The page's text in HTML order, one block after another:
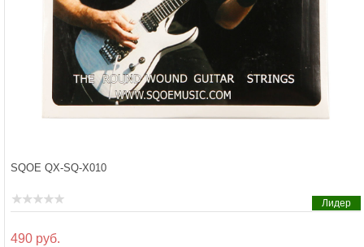
SQOE QX-SQ-X010
490 руб.
Лидер